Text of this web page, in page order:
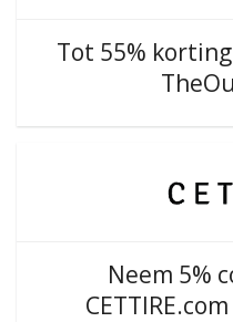
Tot 55%
Neem 5%